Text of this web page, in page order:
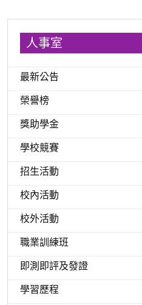
人事室
最新公告
榮譽榜
獎助學金
學校競賽
招生活動
校內活動
校外活動
職業訓練班
即測即評及發證
學習歷程